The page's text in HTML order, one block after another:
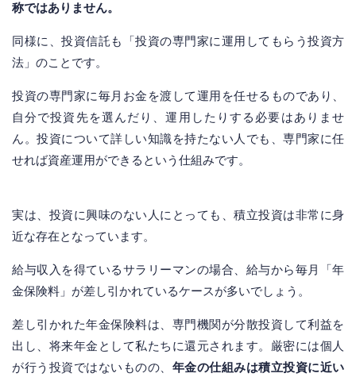
称ではありません。
同様に、投資信託も「投資の専門家に運用してもらう投資方
法」のことです。
投資の専門家に毎月お金を渡して運用を任せるものであり、
自分で投資先を選んだり、運用したりする必要はありませ
ん。投資について詳しい知識を持たない人でも、専門家に任
せれば資産運用ができるという仕組みです。
実は、投資に興味のない人にとっても、積立投資は非常に身
近な存在となっています。
給与収入を得ているサラリーマンの場合、給与から毎月「年
金保険料」が差し引かれているケースが多いでしょう。
差し引かれた年金保険料は、専門機関が分散投資して利益を
出し、将来年金として私たちに還元されます。厳密には個人
が行う投資ではないものの、 年金の仕組みは積立投資に近い